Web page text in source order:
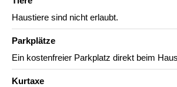
Haustiere sind nicht erlaubt.
Parkplätze
Ein kostenfreier Parkplatz direkt beim
Kurtaxe